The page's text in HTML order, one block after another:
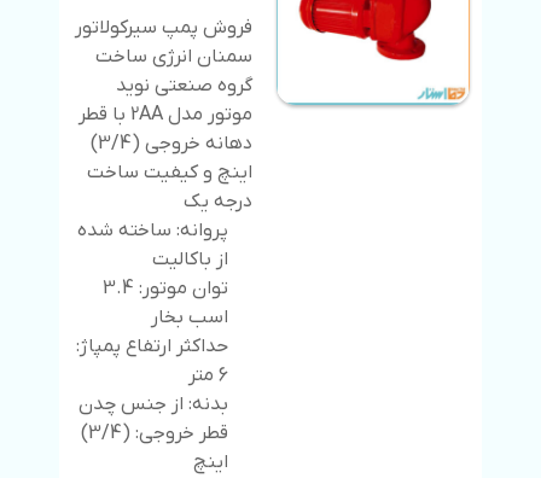
فروش پمپ سیرکولاتور
سمنان انرژی ساخت
گروه صنعتی نوید
موتور مدل 2AA با قطر
دهانه خروجی (3/4)
اینچ و کیفیت ساخت
درجه یک
پروانه: ساخته شده
از باکالیت
توان موتور: 3.4
اسب بخار
حداکثر ارتفاع پمپاژ:
6 متر
بدنه: از جنس چدن
قطر خروجی: (3/4)
اینچ